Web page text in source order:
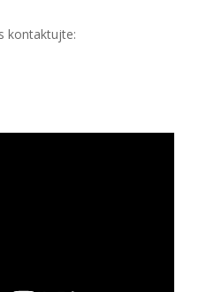
kontaktujte: